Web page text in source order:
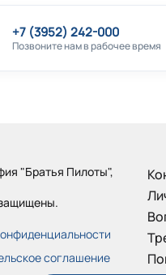
+7 (3952) 242-000
Позвоните нам в рабочее время
"Братья Пилоты",
соглашение